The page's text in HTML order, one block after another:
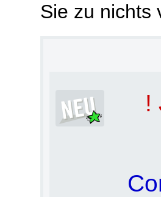
Sie zu nichts
!